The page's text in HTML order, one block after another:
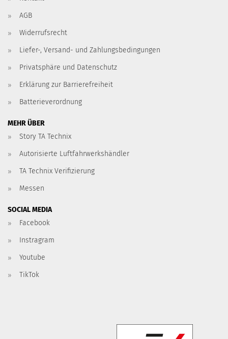
AGB
Widerrufsrecht
Liefer-, Versand- und Zahlungsbedingungen
Privatsphäre und Datenschutz
Erklärung zur Barrierefreiheit
Batterieverordnung
MEHR ÜBER
Story TA Technix
Autorisierte Luftfahrwerkshändler
TA Technix Verifizierung
Messen
SOCIAL MEDIA
Facebook
Instragram
Youtube
TikTok